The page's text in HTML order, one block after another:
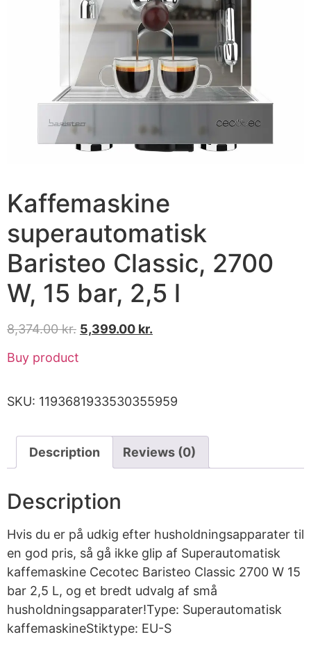
Kaffemaskine
superautomatisk
Baristeo Classic, 2700
W, 15 bar, 2,5 l
8,374.00kr. 5,399.00 kr.
Buy product
SKU: 1193681933530355959
Description Reviews (0)
Description
Hvis du er på udkig efter husholdningsapparater til
en god pris, så gå ikke glip af Superautomatisk
kaffemaskine Cecotec Baristeo Classic 2700 W 15
bar 2,5 L, og et bredt udvalg af små
husholdningsapparater!Type: Superautomatisk
kaffemaskineStiktype: EU-S